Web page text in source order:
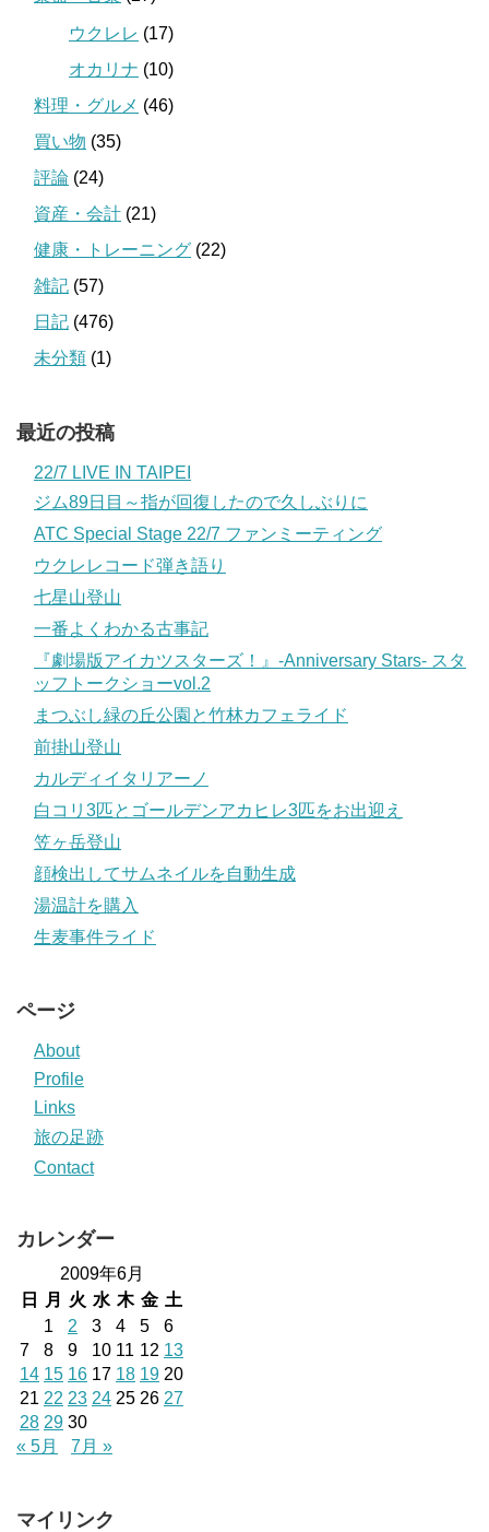
ウクレレ (17)
オカリナ (10)
料理・グルメ (46)
買い物 (35)
評論 (24)
資産・会計 (21)
健康・トレーニング (22)
雑記 (57)
日記 (476)
未分類 (1)
最近の投稿
22/7 LIVE IN TAIPEI
ジム89日目～指が回復したので久しぶりに
ATC Special Stage 22/7 ファンミーティング
ウクレレコード弾き語り
七星山登山
一番よくわかる古事記
『劇場版アイカツスターズ！』-Anniversary Stars- スタ
ッフトークショーvol.2
まつぶし緑の丘公園と竹林カフェライド
前掛山登山
カルディイタリアーノ
白コリ3匹とゴールデンアカヒレ3匹をお出迎え
笠ヶ岳登山
顔検出してサムネイルを自動生成
湯温計を購入
生麦事件ライド
ページ
About
Profile
Links
旅の足跡
Contact
カレンダー
2009年6月
日
月 火 水 木 金 土
1
2 3 4 5
6
7
8 9 10 11 12 13
14 15 16 17 18 19 20
21 22 23 24 25 26 27
28 29 30
« 5月
7月 »
マイリンク